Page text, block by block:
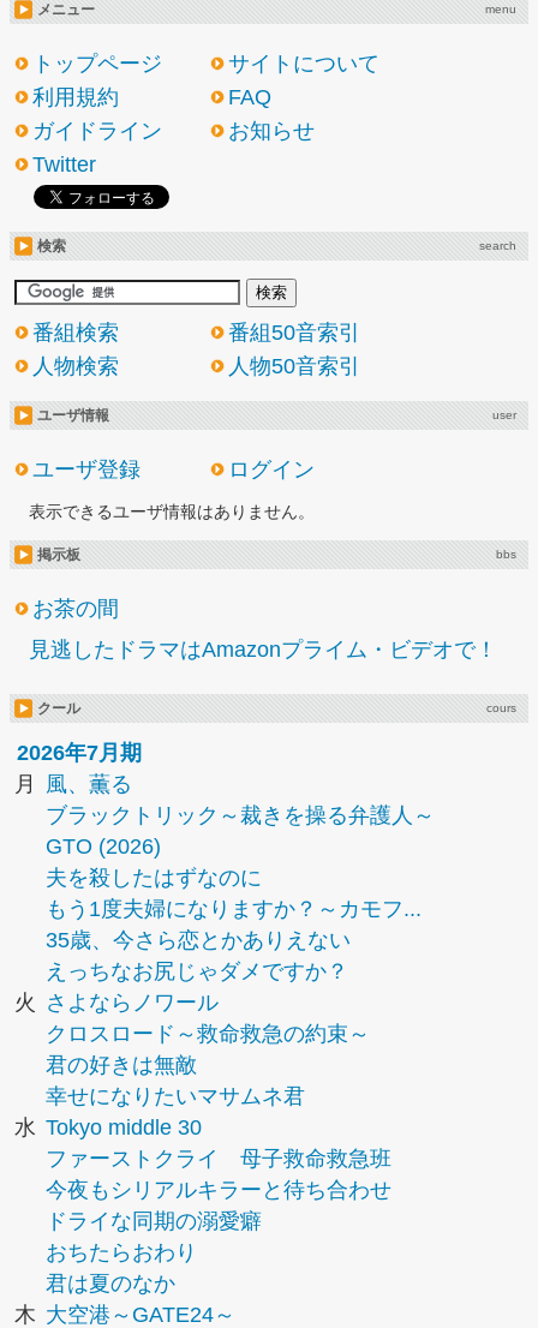
メニュー menu
トップページ
サイトについて
利用規約
FAQ
ガイドライン
お知らせ
Twitter
検索 search
番組検索
番組50音索引
人物検索
人物50音索引
ユーザ情報 user
ユーザ登録 ログイン
表示できるユーザ情報はありません。
掲示板 bbs
お茶の間
見逃したドラマはAmazonプライム・ビデオで！
クール cours
2026年7月期
月
風、薫る
ブラックトリック～裁きを操る弁護人～
GTO (2026)
夫を殺したはずなのに
もう1度夫婦になりますか？～カモフ...
35歳、今さら恋とかありえない
えっちなお尻じゃダメですか？
火
さよならノワール
クロスロード～救命救急の約束～
君の好きは無敵
幸せになりたいマサムネ君
水 Tokyo middle 30
ファーストクライ 母子救命救急班
今夜もシリアルキラーと待ち合わせ
ドライな同期の溺愛癖
おちたらおわり
君は夏のなか
木 大空港～GATE24～